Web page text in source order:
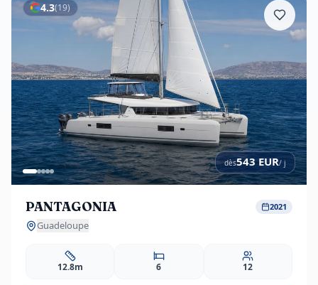
4.3(19)
dès543 EUR/ j
PANTAGONIA 2021
Guadeloupe
12.8m 6 12